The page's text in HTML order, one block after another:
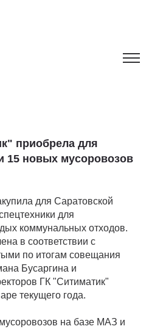
приобрела для
15 новых мусоровозов
для Саратовской
для
коммунальных отходов.
в соответствии с
по итогам совещания
Бусаргина и
ГК "Ситиматик"
текущего года.
на базе МАЗ и